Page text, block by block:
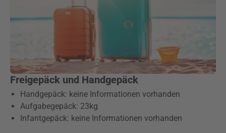
Freigepäck und Handgepäck
Handgepäck: keine Informationen vorhanden
Aufgabegepäck: 23kg
Infantgepäck: keine Informationen vorhanden